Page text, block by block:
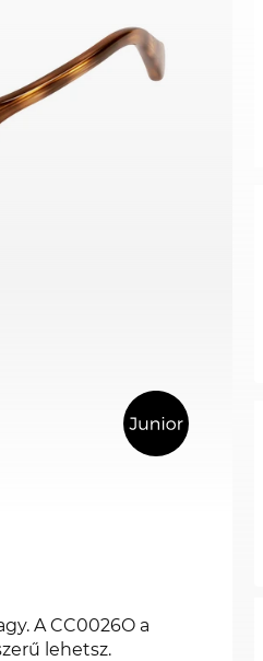
A CC0026O a
lehetsz.